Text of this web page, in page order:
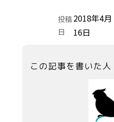
投稿
日
2018年4月
16日
この記事を書いた人